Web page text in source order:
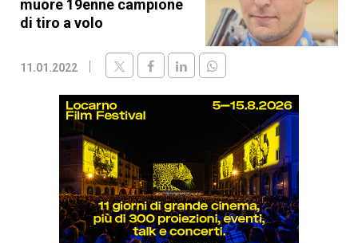
muore 19enne campione
di tiro a volo
11.01.2022